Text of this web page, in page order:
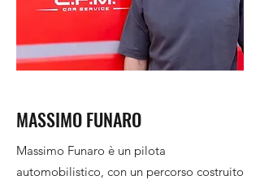
MASSIMO FUNARO
Massimo Funaro è un pilota
automobilistico, con un percorso costruito